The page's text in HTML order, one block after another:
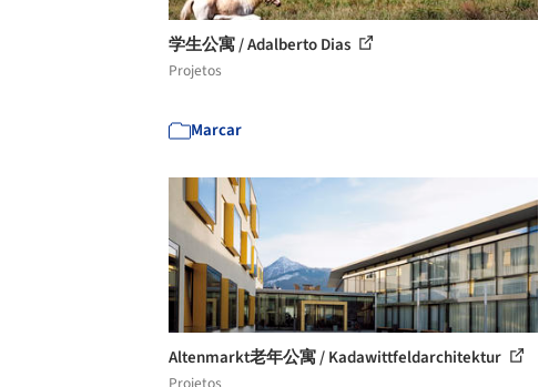
学生公寓 / Adalberto Dias
Projetos
Marcar
Altenmarkt老年公寓 / Kadawittfeldarchitektur